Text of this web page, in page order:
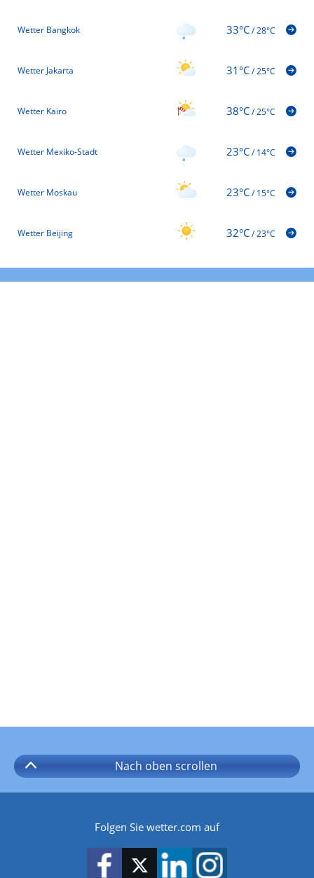
Wetter Bangkok 33°C/28°C
Wetter Jakarta 31°C/25°C
Wetter Kairo 38°C/25°C
Wetter Mexiko-Stadt 23°C/14°C
Wetter Moskau 23°C/15°C
Wetter Beijing 32°C/23°C
Nach oben scrollen
Folgen Sie wetter.com auf